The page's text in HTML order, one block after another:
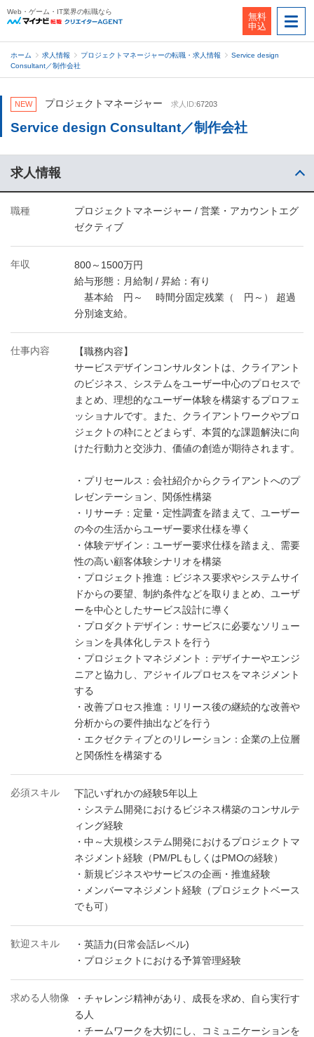
Web・ゲーム・IT業界の転職なら
無料
申込
ホーム 求人情報 プロジェクトマネージャーの転職・求人情報
Service design
Consultant／制作会社
NEW プロジェクトマネージャー 求人ID:67203
Service design Consultant／制作会社
求人情報
職種
プロジェクトマネージャー / 営業・アカウントエグ
ゼクティブ
年収
800～1500万円
給与形態：月給制 / 昇給：有り
基本給 円～ 時間分固定残業（ 円～） 超過
分別途支給。
仕事内容
【職務内容】
サービスデザインコンサルタントは、クライアント
のビジネス、システムをユーザー中心のプロセスで
まとめ、理想的なユーザー体験を構築するプロフェ
ッショナルです。また、クライアントワークやプロ
ジェクトの枠にとどまらず、本質的な課題解決に向
けた行動力と交渉力、価値の創造が期待されます。
・プリセールス：会社紹介からクライアントへのプ
レゼンテーション、関係性構築
・リサーチ：定量・定性調査を踏まえて、ユーザー
の今の生活からユーザー要求仕様を導く
・体験デザイン：ユーザー要求仕様を踏まえ、需要
性の高い顧客体験シナリオを構築
・プロジェクト推進：ビジネス要求やシステムサイ
ドからの要望、制約条件などを取りまとめ、ユーザ
ーを中心としたサービス設計に導く
・プロダクトデザイン：サービスに必要なソリュー
ションを具体化しテストを行う
・プロジェクトマネジメント：デザイナーやエンジ
ニアと協力し、アジャイルプロセスをマネジメント
する
・改善プロセス推進：リリース後の継続的な改善や
分析からの要件抽出などを行う
・エクゼクティブとのリレーション：企業の上位層
と関係性を構築する
必須スキル
下記いずれかの経験5年以上
・システム開発におけるビジネス構築のコンサルテ
ィング経験
・中～大規模システム開発におけるプロジェクトマ
ネジメント経験（PM/PLもしくはPMOの経験）
・新規ビジネスやサービスの企画・推進経験
・メンバーマネジメント経験（プロジェクトベース
でも可）
歓迎スキル
・英語力(日常会話レベル)
・プロジェクトにおける予算管理経験
求める人物像
・チャレンジ精神があり、成長を求め、自ら実行す
る人
・チームワークを大切にし、コミュニケーションを